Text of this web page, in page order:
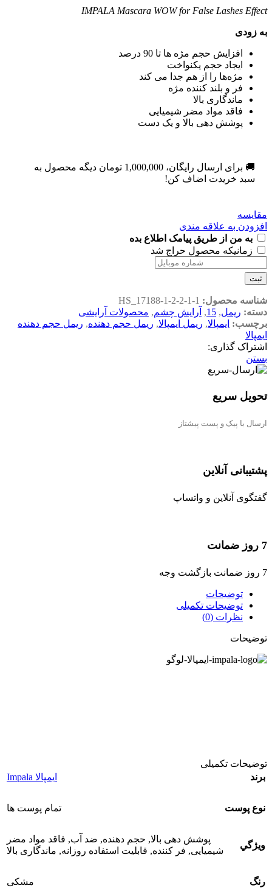
IMPALA Mascara WOW for False Lashes Effect
به زودی
افزایش حجم مژه ها تا 90 درصد
ایجاد حجم یکنواخت
مژه‌ها را از هم جدا می کند
فر و بلند کننده مژه
ماندگاری بالا
فاقد مواد مضر شیمیایی
پوشش دهی بالا و یک دست
🚚 برای ارسال رایگان، 1,000,000 تومان دیگه محصول به
سبد خریدت اضاف کن!
مقایسه
افزودن به علاقه مندی
به من از طریق پیامک اطلاع بده
زمانیکه محصول حراج شد
ثبت
شناسه محصول: HS_17188-1-2-2-1-1
دسته: ریمل,
15
, آرایش چشم, محصولات آرایشی
برچسب: ایمپالا, ریمل ایمپالا, ریمل حجم دهنده, ریمل حجم دهنده
ایمپالا
اشتراک گذاری:
بستن
تحویل سریع
ارسال با پیک و پست پیشتاز
پشتیبانی آنلاین
گفتگوی آنلاین و واتساپ
7 روز ضمانت
7 روز ضمانت بازگشت وجه
توضیحات
توضیحات تکمیلی
نظرات (0)
توضیحات
توضیحات تکمیلی
برند
ایمپالا Impala
نوع پوست تمام پوست ها
ويژگي
پوشش دهی بالا, حجم دهنده, ضد آب, فاقد مواد مضر
شیمیایی, فر کننده, قابلیت استفاده روزانه, ماندگاری بالا
رنگ مشکی